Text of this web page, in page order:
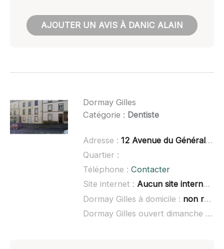
AJOUTER UN AVIS À DANIC ALAIN
Dormay Gilles
Catégorie : Dentiste
Adresse : 12 Avenue du Général de Gaulle, 29270 Carhaix-Plouguer
Quartier :
Téléphone : Contacter
Site internet : Aucun site internet connu
Dormay Gilles à domicile : non renseigné
Dormay Gilles ouvert dimanche :